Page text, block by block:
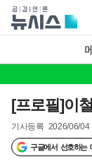
[프로필]이
기사등록 2026/06/
구글에서 선호하는